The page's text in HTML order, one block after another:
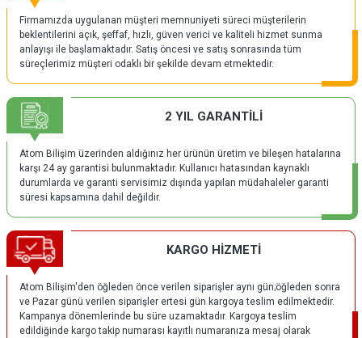
Firmamızda uygulanan müşteri memnuniyeti süreci müşterilerin
beklentilerini açık, şeffaf, hızlı, güven verici ve kaliteli hizmet sunma
anlayışı ile başlamaktadır. Satış öncesi ve satış sonrasında tüm
süreçlerimiz müşteri odaklı bir şekilde devam etmektedir.
2 YIL GARANTİLİ
Atom Bilişim üzerinden aldığınız her ürünün üretim ve bileşen hatalarına
karşı 24 ay garantisi bulunmaktadır. Kullanıcı hatasından kaynaklı
durumlarda ve garanti servisimiz dışında yapılan müdahaleler garanti
süresi kapsamına dahil değildir.
KARGO HİZMETİ
Atom Bilişim'den öğleden önce verilen siparişler aynı gün;öğleden sonra
ve Pazar günü verilen siparişler ertesi gün kargoya teslim edilmektedir.
Kampanya dönemlerinde bu süre uzamaktadır. Kargoya teslim
edildiğinde kargo takip numarası kayıtlı numaranıza mesaj olarak